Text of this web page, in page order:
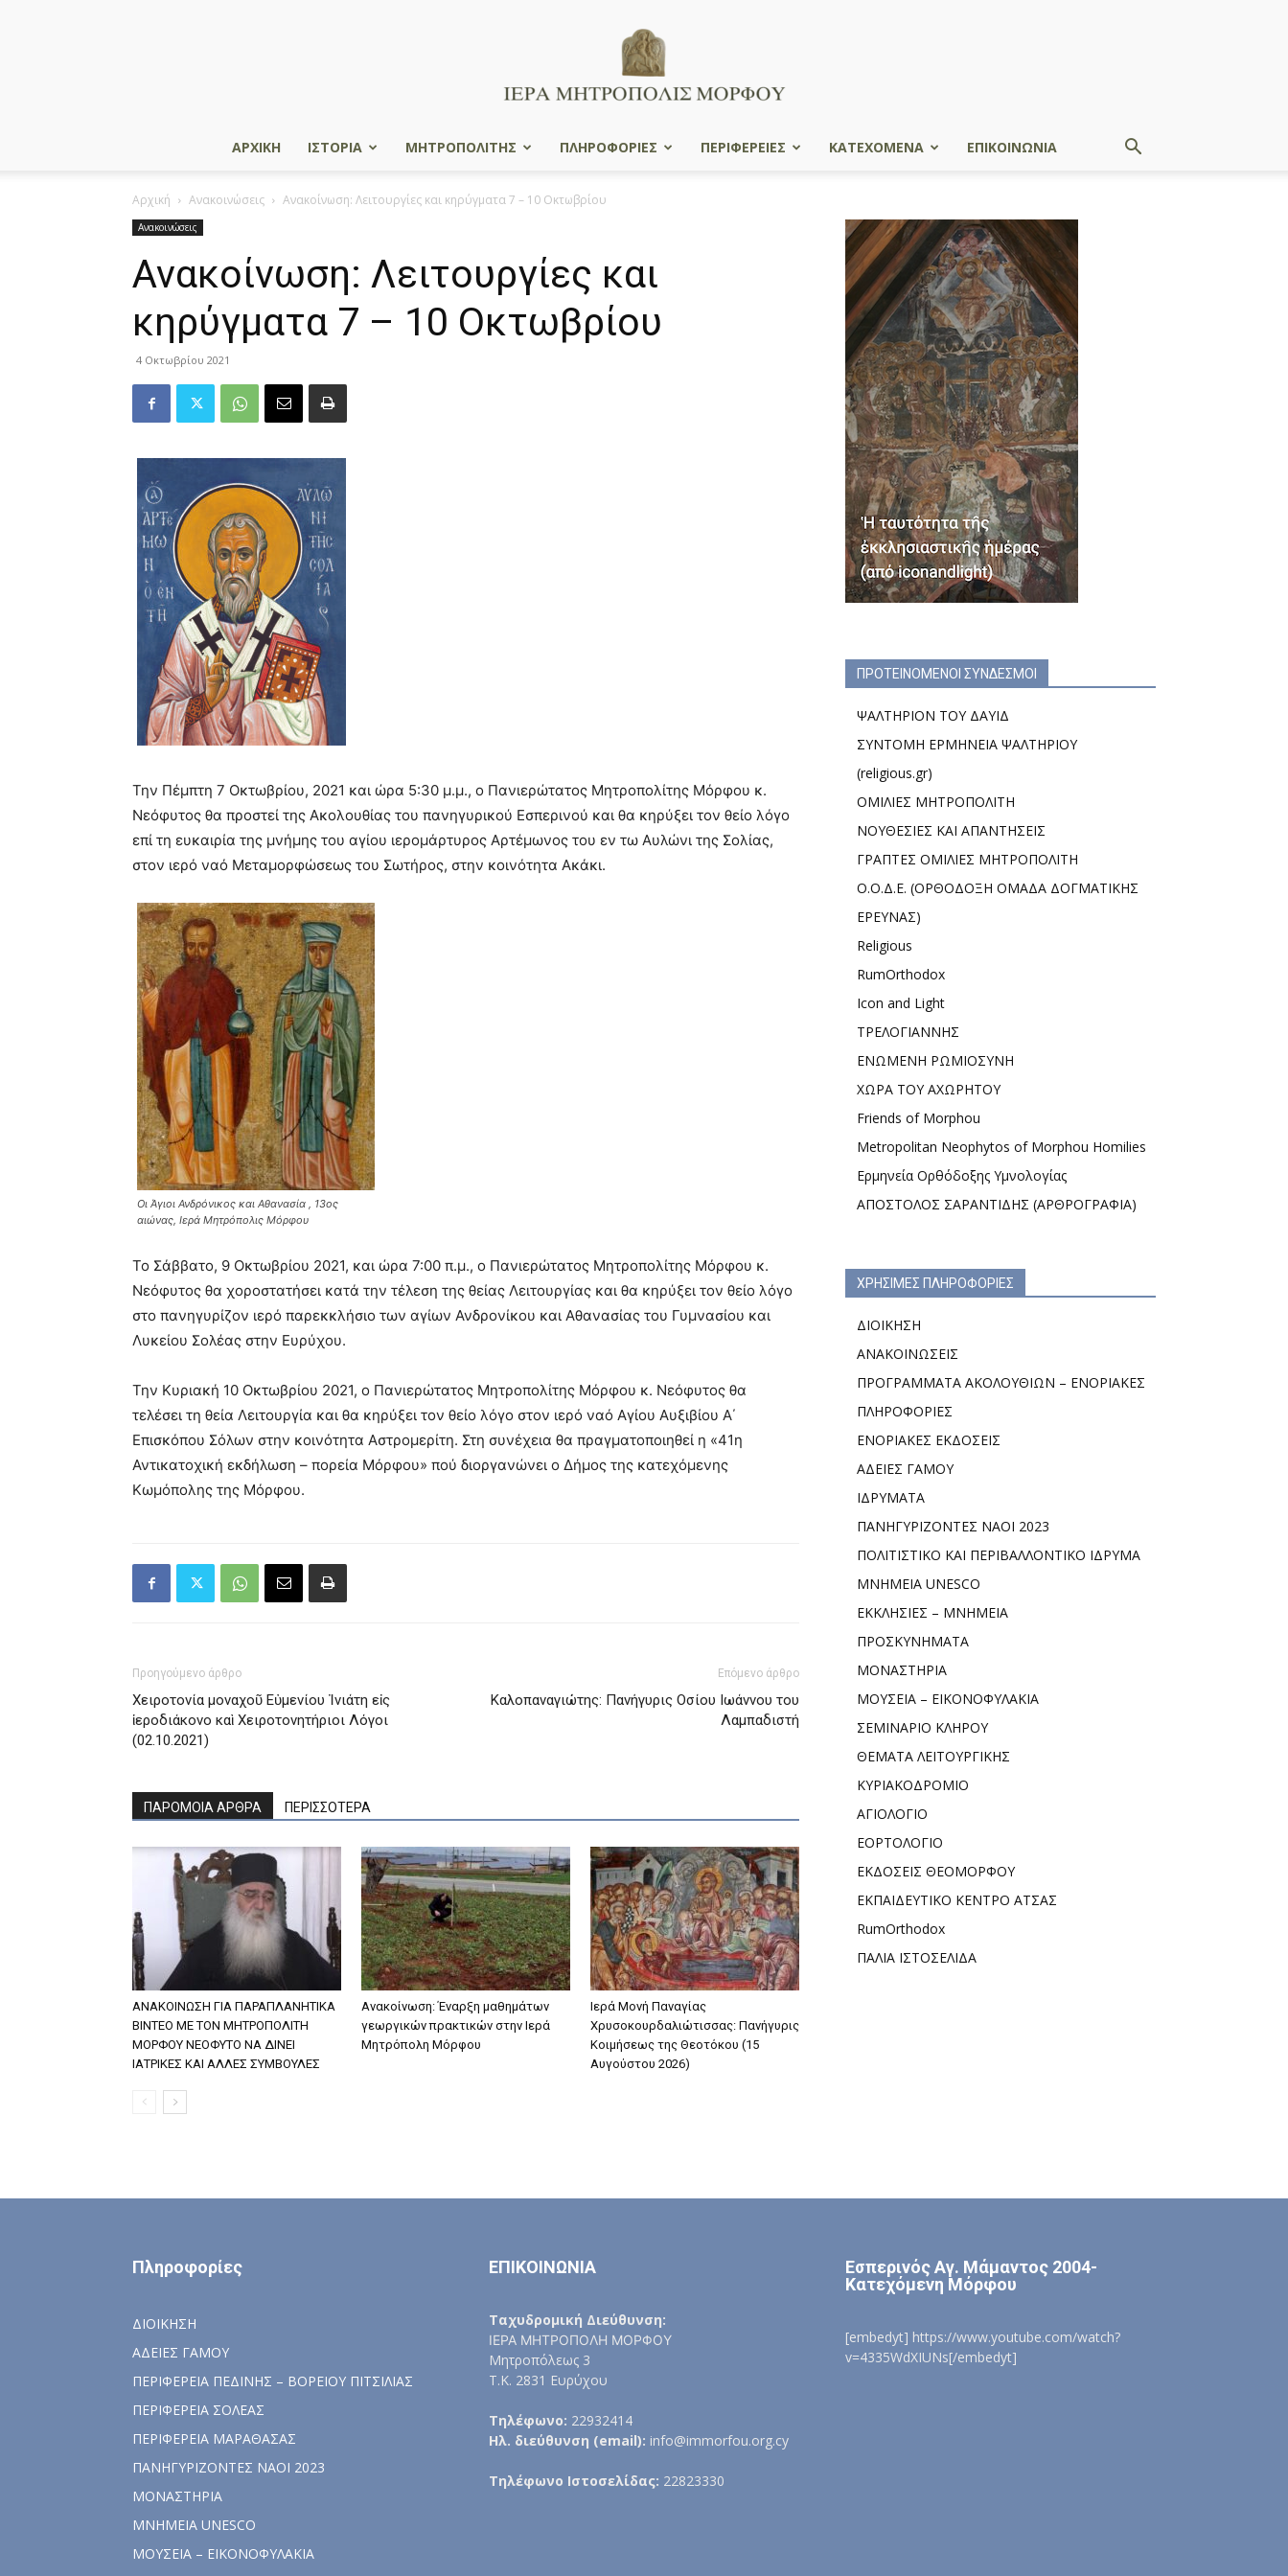
ΑΡΧΙΚΗ ΙΣΤΟΡΙΑ ΜΗΤΡΟΠΟΛΙΤΗΣ ΠΛΗΡΟΦΟΡΙΕΣ ΠΕΡΙΦΕΡΕΙΕΣ ΚΑΤΕΧΟΜΕΝΑ ΕΠΙΚΟΙΝΩΝΙΑ
Αρχική Ανακοινώσεις Ανακοίνωση: Λειτουργίες και κηρύγματα 7 – 10 Οκτωβρίου
Ανακοινώσεις
Ανακοίνωση: Λειτουργίες και
κηρύγματα 7 – 10 Οκτωβρίου
4 Οκτωβρίου 2021
Την Πέμπτη 7 Οκτωβρίου, 2021 και ώρα 5:30 μ.μ., ο Πανιερώτατος Μητροπολίτης Μόρφου κ.
Νεόφυτος θα προστεί της Ακολουθίας του πανηγυρικού Εσπερινού και θα κηρύξει τον θείο λόγο
επί τη ευκαιρία της μνήμης του αγίου ιερομάρτυρος Αρτέμωνος του εν τω Αυλώνι της Σολίας,
στον ιερό ναό Μεταμορφώσεως του Σωτήρος, στην κοινότητα Ακάκι.
Οι Άγιοι Ανδρόνικος και Αθανασία , 13ος
αιώνας, Ιερά Μητρόπολις Μόρφου
Το Σάββατο, 9 Οκτωβρίου 2021, και ώρα 7:00 π.μ., ο Πανιερώτατος Μητροπολίτης Μόρφου κ.
Νεόφυτος θα χοροστατήσει κατά την τέλεση της θείας Λειτουργίας και θα κηρύξει τον θείο λόγο
στο πανηγυρίζον ιερό παρεκκλήσιο των αγίων Ανδρονίκου και Αθανασίας του Γυμνασίου και
Λυκείου Σολέας στην Ευρύχου.
Την Κυριακή 10 Οκτωβρίου 2021, ο Πανιερώτατος Μητροπολίτης Μόρφου κ. Νεόφυτος θα
τελέσει τη θεία Λειτουργία και θα κηρύξει τον θείο λόγο στον ιερό ναό Αγίου Αυξιβίου Α΄
Επισκόπου Σόλων στην κοινότητα Αστρομερίτη. Στη συνέχεια θα πραγματοποιηθεί η «41η
Αντικατοχική εκδήλωση – πορεία Μόρφου» πού διοργανώνει ο Δήμος της κατεχόμενης
Κωμόπολης της Μόρφου.
Προηγούμενο άρθρο
Χειροτονία μοναχοῦ Εὐμενίου Ἰνιάτη εἰς
ἱεροδιάκονο καὶ Χειροτονητήριοι Λόγοι
(02.10.2021)
Επόμενο άρθρο
Καλοπαναγιώτης: Πανήγυρις Οσίου Ιωάννου του
Λαμπαδιστή
ΠΑΡΟΜΟΙΑ ΑΡΘΡΑ ΠΕΡΙΣΣΟΤΕΡΑ
ΑΝΑΚΟΙΝΩΣΗ ΓΙΑ ΠΑΡΑΠΛΑΝΗΤΙΚΑ
ΒΙΝΤΕΟ ΜΕ ΤΟΝ ΜΗΤΡΟΠΟΛΙΤΗ
ΜΟΡΦΟΥ ΝΕΟΦΥΤΟ ΝΑ ΔΙΝΕΙ
ΙΑΤΡΙΚΕΣ ΚΑΙ ΑΛΛΕΣ ΣΥΜΒΟΥΛΕΣ
Ανακοίνωση: Έναρξη μαθημάτων
γεωργικών πρακτικών στην Ιερά
Μητρόπολη Μόρφου
Ιερά Μονή Παναγίας
Χρυσοκουρδαλιώτισσας: Πανήγυρις
Κοιμήσεως της Θεοτόκου (15
Αυγούστου 2026)
ΠΡΟΤΕΙΝΟΜΕΝΟΙ ΣΥΝΔΕΣΜΟΙ
ΨΑΛΤΗΡΙΟΝ ΤΟΥ ΔΑΥΙΔ
ΣΥΝΤΟΜΗ ΕΡΜΗΝΕΙΑ ΨΑΛΤΗΡΙΟΥ
(religious.gr)
ΟΜΙΛΙΕΣ ΜΗΤΡΟΠΟΛΙΤΗ
ΝΟΥΘΕΣΙΕΣ ΚΑΙ ΑΠΑΝΤΗΣΕΙΣ
ΓΡΑΠΤΕΣ ΟΜΙΛΙΕΣ ΜΗΤΡΟΠΟΛΙΤΗ
Ο.Ο.Δ.Ε. (ΟΡΘΟΔΟΞΗ ΟΜΑΔΑ ΔΟΓΜΑΤΙΚΗΣ
ΕΡΕΥΝΑΣ)
Religious
RumOrthodox
Icon and Light
ΤΡΕΛΟΓΙΑΝΝΗΣ
ΕΝΩΜΕΝΗ ΡΩΜΙΟΣΥΝΗ
ΧΩΡΑ ΤΟΥ ΑΧΩΡΗΤΟΥ
Friends of Morphou
Metropolitan Neophytos of Morphou Homilies
Ερμηνεία Ορθόδοξης Υμνολογίας
ΑΠΟΣΤΟΛΟΣ ΣΑΡΑΝΤΙΔΗΣ (ΑΡΘΡΟΓΡΑΦΙΑ)
ΧΡΗΣΙΜΕΣ ΠΛΗΡΟΦΟΡΙΕΣ
ΔΙΟΙΚΗΣΗ
ΑΝΑΚΟΙΝΩΣΕΙΣ
ΠΡΟΓΡΑΜΜΑΤΑ ΑΚΟΛΟΥΘΙΩΝ – ΕΝΟΡΙΑΚΕΣ
ΠΛΗΡΟΦΟΡΙΕΣ
ΕΝΟΡΙΑΚΕΣ ΕΚΔΟΣΕΙΣ
ΑΔΕΙΕΣ ΓΑΜΟΥ
ΙΔΡΥΜΑΤΑ
ΠΑΝΗΓΥΡΙΖΟΝΤΕΣ ΝΑΟΙ 2023
ΠΟΛΙΤΙΣΤΙΚΟ ΚΑΙ ΠΕΡΙΒΑΛΛΟΝΤΙΚΟ ΙΔΡΥΜΑ
ΜΝΗΜΕΙΑ UNESCO
ΕΚΚΛΗΣΙΕΣ – ΜΝΗΜΕΙΑ
ΠΡΟΣΚΥΝΗΜΑΤΑ
ΜΟΝΑΣΤΗΡΙΑ
ΜΟΥΣΕΙΑ – ΕΙΚΟΝΟΦΥΛΑΚΙΑ
ΣΕΜΙΝΑΡΙΟ ΚΛΗΡΟΥ
ΘΕΜΑΤΑ ΛΕΙΤΟΥΡΓΙΚΗΣ
ΚΥΡΙΑΚΟΔΡΟΜΙΟ
ΑΓΙΟΛΟΓΙΟ
ΕΟΡΤΟΛΟΓΙΟ
ΕΚΔΟΣΕΙΣ ΘΕΟΜΟΡΦΟΥ
ΕΚΠΑΙΔΕΥΤΙΚΟ ΚΕΝΤΡΟ ΑΤΣΑΣ
RumOrthodox
ΠΑΛΙΑ ΙΣΤΟΣΕΛΙΔΑ
Πληροφορίες
ΔΙΟΙΚΗΣΗ
ΑΔΕΙΕΣ ΓΑΜΟΥ
ΠΕΡΙΦΕΡΕΙΑ ΠΕΔΙΝΗΣ – ΒΟΡΕΙΟΥ ΠΙΤΣΙΛΙΑΣ
ΠΕΡΙΦΕΡΕΙΑ ΣΟΛΕΑΣ
ΠΕΡΙΦΕΡΕΙΑ ΜΑΡΑΘΑΣΑΣ
ΠΑΝΗΓΥΡΙΖΟΝΤΕΣ ΝΑΟΙ 2023
ΜΟΝΑΣΤΗΡΙΑ
ΜΝΗΜΕΙΑ UNESCO
ΜΟΥΣΕΙΑ – ΕΙΚΟΝΟΦΥΛΑΚΙΑ
ΕΠΙΚΟΙΝΩΝΙΑ
Ταχυδρομική Διεύθυνση:
ΙΕΡΑ ΜΗΤΡΟΠΟΛΗ ΜΟΡΦΟΥ
Μητροπόλεως 3
Τ.Κ. 2831 Ευρύχου
Τηλέφωνο: 22932414
Ηλ. διεύθυνση (email): info@immorfou.org.cy
Τηλέφωνο Ιστοσελίδας: 22823330
Εσπερινός Αγ. Μάμαντος 2004-
Κατεχόμενη Μόρφου
[embedyt] https://www.youtube.com/watch?
v=4335WdXIUNs[/embedyt]